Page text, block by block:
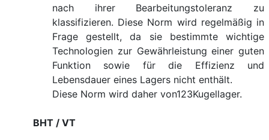
nach ihrer Bearbeitungstoleranz zu
klassifizieren. Diese Norm wird regelmäßig in
Frage gestellt, da sie bestimmte wichtige
Technologien zur Gewährleistung einer guten
Funktion sowie für die Effizienz und
Lebensdauer eines Lagers nicht enthält.
Diese Norm wird daher von123Kugellager.
BHT / VT